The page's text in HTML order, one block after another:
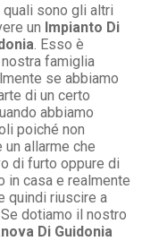
sono gli altri
un Impianto Di
. Esso è
famiglia
se abbiamo
di un certo
abbiamo
poiché non
allarme che
di furto oppure di
in casa e realmente
quindi riuscire a
dotiamo il nostro
Di Guidonia